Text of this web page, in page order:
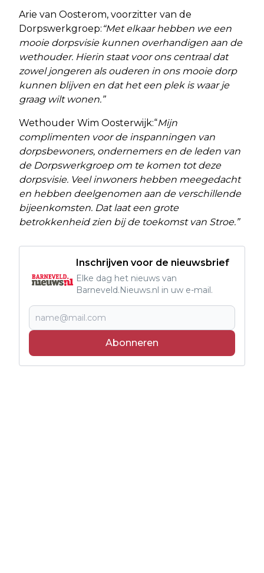
Arie van Oosterom, voorzitter van de
Dorpswerkgroep: “Met elkaar hebben we een
mooie dorpsvisie kunnen overhandigen aan de
wethouder. Hierin staat voor ons centraal dat
zowel jongeren als ouderen in ons mooie dorp
kunnen blijven en dat het een plek is waar je
graag wilt wonen.”
Wethouder Wim Oosterwijk:“Mijn
complimenten voor de inspanningen van
dorpsbewoners, ondernemers en de leden van
de Dorpswerkgroep om te komen tot deze
dorpsvisie. Veel inwoners hebben meegedacht
en hebben deelgenomen aan de verschillende
bijeenkomsten. Dat laat een grote
betrokkenheid zien bij de toekomst van Stroe.”
Inschrijven voor de nieuwsbrief
Elke dag het nieuws van
Barneveld.Nieuws.nl in uw e-mail.
Abonneren